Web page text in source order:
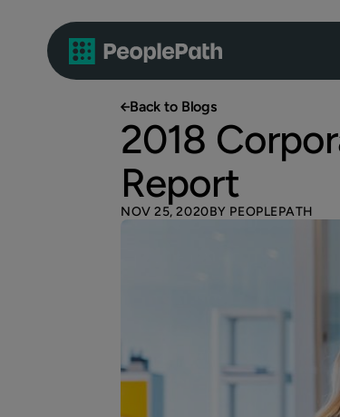
Back to Blogs
2018
Report
NOV 25, 2020BY PEOPLEPATH